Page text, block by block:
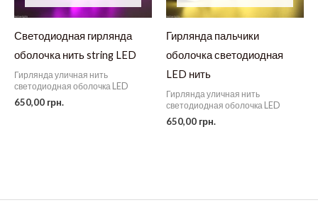
Светодиодная гирлянда
оболочка нить string LED
Гирлянда уличная нить
светодиодная оболочка LED
650,00 грн.
Гирлянда пальчики
оболочка светодиодная
LED нить
Гирлянда уличная нить
светодиодная оболочка LED
650,00 грн.